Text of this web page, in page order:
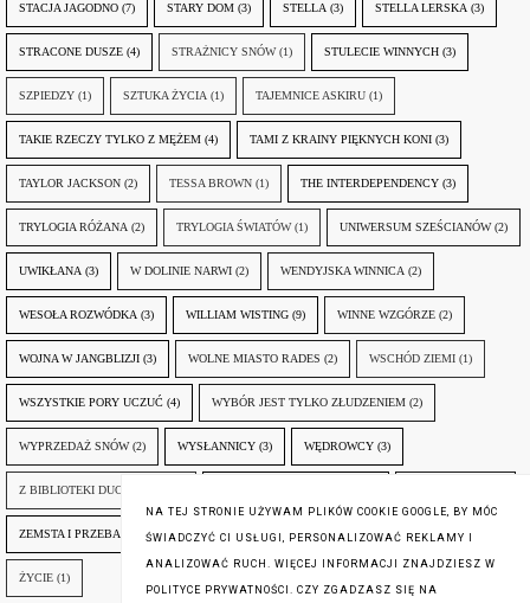
STACJA JAGODNO (7) STARY DOM (3) STELLA (3) STELLA LERSKA (3)
STRACONE DUSZE (4) STRAŻNICY SNÓW (1) STULECIE WINNYCH (3)
SZPIEDZY (1) SZTUKA ŻYCIA (1) TAJEMNICE ASKIRU (1)
TAKIE RZECZY TYLKO Z MĘŻEM (4) TAMI Z KRAINY PIĘKNYCH KONI (3)
TAYLOR JACKSON (2) TESSA BROWN (1) THE INTERDEPENDENCY (3)
TRYLOGIA RÓŻANA (2) TRYLOGIA ŚWIATÓW (1) UNIWERSUM SZEŚCIANÓW (2)
UWIKŁANA (3) W DOLINIE NARWI (2) WENDYJSKA WINNICA (2)
WESOŁA ROZWÓDKA (3) WILLIAM WISTING (9) WINNE WZGÓRZE (2)
WOJNA W JANGBLIZJI (3) WOLNE MIASTO RADES (2) WSCHÓD ZIEMI (1)
WSZYSTKIE PORY UCZUĆ (4) WYBÓR JEST TYLKO ZŁUDZENIEM (2)
WYPRZEDAŻ SNÓW (2) WYSŁANNICY (3) WĘDROWCY (3)
Z BIBLIOTEKI DUCHA GÓR
ZEMSTA I PRZEBACZENIE (6) ŚLADY ZBRODNI (3) ŻYCIA W ŻYCIU (3)
ŻYCIE (1)
NA TEJ STRONIE UŻYWAM PLIKÓW COOKIE GOOGLE, BY MÓC
ŚWIADCZYĆ CI USŁUGI, PERSONALIZOWAĆ REKLAMY I
ANALIZOWAĆ RUCH. WIĘCEJ INFORMACJI ZNAJDZIESZ W
POLITYCE PRYWATNOŚCI. CZY ZGADZASZ SIĘ NA